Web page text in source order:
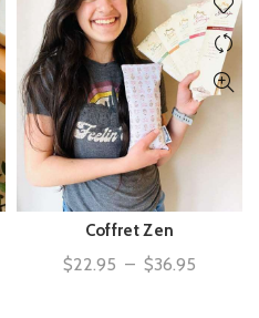
ACHAT RAPIDE
Coffret Zen
$22.95 – $36.95